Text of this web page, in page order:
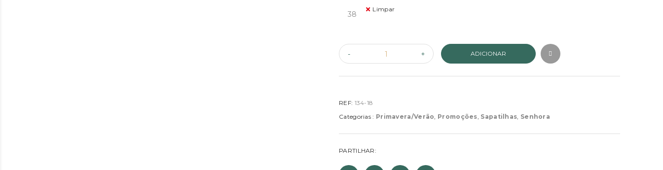
38
Limpar
ADICIONAR
REF: 134-18
Categorias : Primavera/Verão, Promoções, Sapatilhas, Senhora
PARTILHAR: